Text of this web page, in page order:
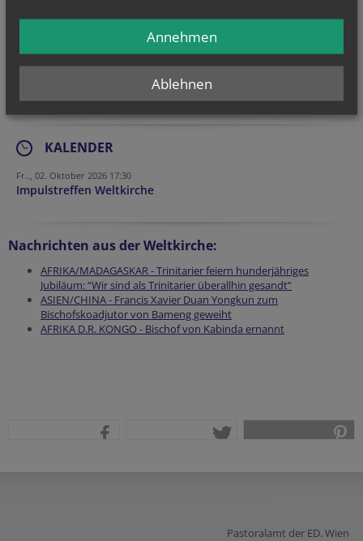
Ich stimme derDatenverarbeitungzu.*
Ich habe dieInformationen zum Datenschutzgelesen.*
KALENDER
Fr.., 02. Oktober 2026 17:30
Impulstreffen Weltkirche
Nachrichten aus der Weltkirche:
AFRIKA/MADAGASKAR - Trinitarier feiern hunderjähriges
Jubiläum: “Wir sind als Trinitarier überallhin gesandt”
ASIEN/CHINA - Francis Xavier Duan Yongkun zum
Bischofskoadjutor von Bameng geweiht
AFRIKA D.R. KONGO - Bischof von Kabinda ernannt
Pastoralamt der ED. Wien
Ablehnen
Annehmen